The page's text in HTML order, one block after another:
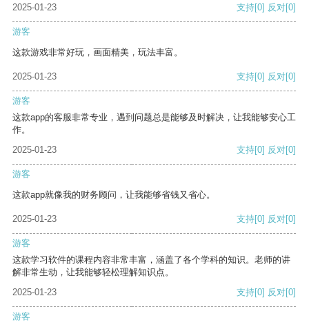
2025-01-23 支持[0] 反对[0]
游客
这款游戏非常好玩，画面精美，玩法丰富。
2025-01-23 支持[0] 反对[0]
游客
这款app的客服非常专业，遇到问题总是能够及时解决，让我能够安心工
作。
2025-01-23
支持[0] 反对[0]
游客
这款app就像我的财务顾问，让我能够省钱又省心。
2025-01-23 支持[0] 反对[0]
游客
这款学习软件的课程内容非常丰富，涵盖了各个学科的知识。老师的讲
解非常生动，让我能够轻松理解知识点。
2025-01-23
支持[0] 反对[0]
游客